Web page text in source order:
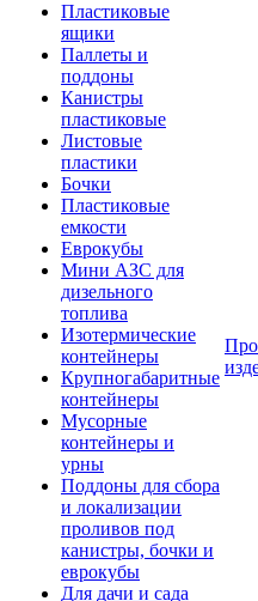
Пластиковые
ящики
Паллеты и
поддоны
Канистры
пластиковые
Листовые
пластики
Бочки
Пластиковые
емкости
Еврокубы
Мини АЗС для
дизельного
топлива
Изотермические
контейнеры
Крупногабаритные
контейнеры
Мусорные
контейнеры и
урны
Поддоны для сбора
и локализации
проливов под
канистры, бочки и
еврокубы
Для дачи и сада